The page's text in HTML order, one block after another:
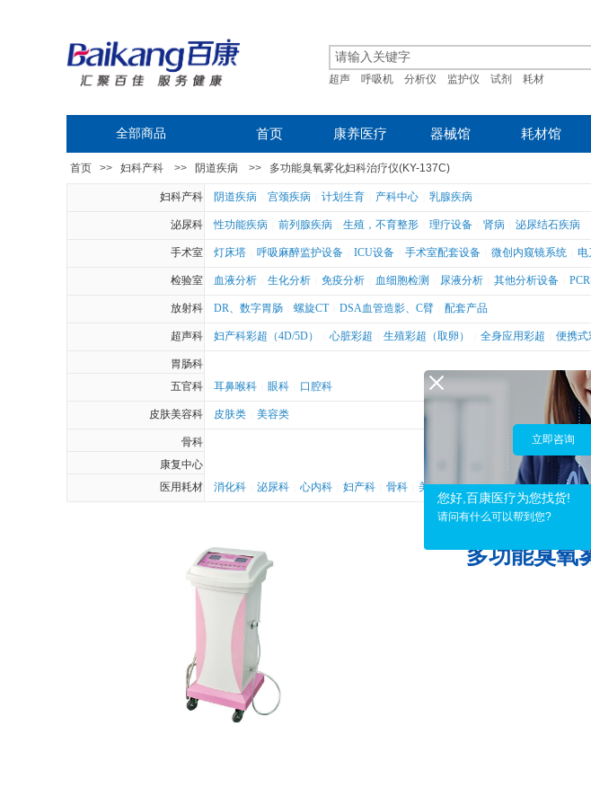
超声 呼吸机 分析仪 监护仪 试剂 耗材
首页 康养医疗 器械馆 耗材馆
全部商品
首页 >> 妇科产科 >> 阴道疾病 >> 多功能臭氧雾化妇科治疗仪(KY-137C)
妇科产科 阴道疾病 宫颈疾病 计划生育 产科中心 乳腺疾病
泌尿科 性功能疾病 前列腺疾病 生殖，不育整形 理疗设备 肾病 泌尿结石疾病
手术室 灯床塔 呼吸麻醉监护设备 ICU设备 手术室配套设备 微创内窥镜系统 电
检验室 血液分析 生化分析 免疫分析 血细胞检测 尿液分析 其他分析设备
放射科 DR、数字胃肠 螺旋CT DSA血管造影、C臂 配套产品
超声科 妇产科彩超（4D/5D） 心脏彩超 生殖彩超（取卵） 全身应用彩超 便携式
胃肠科
五官科
耳鼻喉科 眼科 口腔科
皮肤美容科 皮肤类 美容类
骨科
康复中心
医用耗材
消化科 泌尿科 心内科 妇产科 骨科 美容科 | 其他科
多功能臭氧
您好,百康医疗为您找货!
请问有什么可以帮到您?
立即咨询